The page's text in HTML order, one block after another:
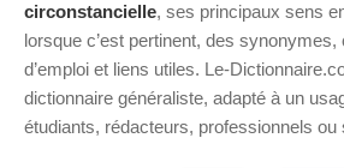
circonstancielle, ses principaux sens
lorsque c’est pertinent, des
d’emploi et liens utiles. Le-
dictionnaire généraliste, adapté à un
étudiants, rédacteurs, professionnels ou